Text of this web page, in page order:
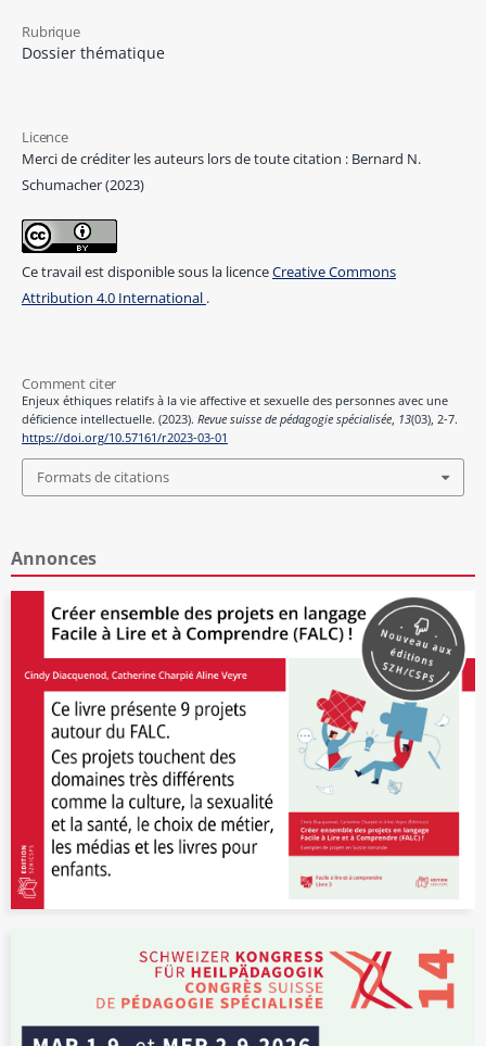
Rubrique
Dossier thématique
Licence
Merci de créditer les auteurs lors de toute citation : Bernard N.
Schumacher (2023)
Ce travail est disponible sous la licenceCreative Commons
Attribution 4.0 International .
Comment citer
Enjeux éthiques relatifs à la vie affective et sexuelle des personnes avec une
déficience intellectuelle. (2023). Revue suisse de pédagogie spécialisée, 13(03), 2-7.
https://doi.org/10.57161/r2023-03-01
Formats de citations
Annonces